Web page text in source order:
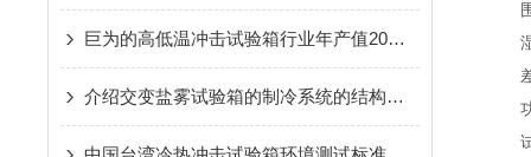
巨为的高低温冲击试验箱行业年产值20亿以上
介绍交变盐雾试验箱的制冷系统的结构特点